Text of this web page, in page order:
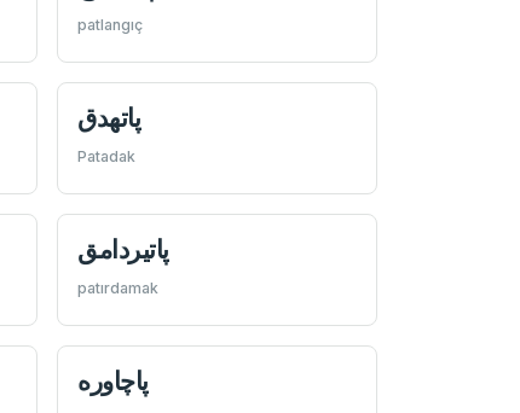
patlangıç
پاتهدق
Patadak
پاتيردامق
patırdamak
پاچاوره